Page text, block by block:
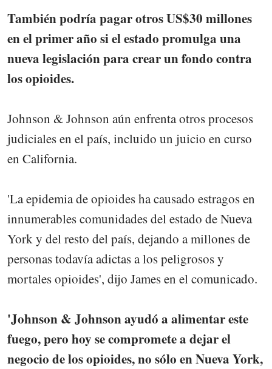
También podría pagar otros US$30 millones
en el primer año si el estado promulga una
nueva legislación para crear un fondo contra
los opioides.
Johnson & Johnson aún enfrenta otros procesos
judiciales en el país, incluido un juicio en curso
en California.
'La epidemia de opioides ha causado estragos en
innumerables comunidades del estado de Nueva
York y del resto del país, dejando a millones de
personas todavía adictas a los peligrosos y
mortales opioides', dijo James en el comunicado.
'Johnson & Johnson ayudó a alimentar este
fuego, pero hoy se compromete a dejar el
negocio de los opioides, no sólo en Nueva York,